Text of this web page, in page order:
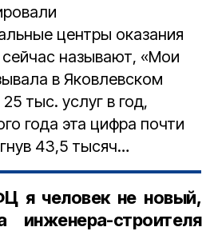
центры оказания
сейчас называют, «Мои
в Яковлевском
тыс. услуг в год,
года эта цифра почти
43,5 тысяч…
я человек не новый,
инженера-строителя